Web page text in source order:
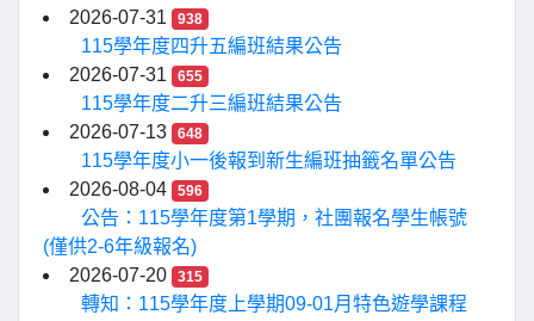
2026-07-31
938
115學年度四升五編班結果公告
2026-07-31
655
115學年度二升三編班結果公告
2026-07-13
648
115學年度小一後報到新生編班抽籤名單公告
2026-08-04
596
公告：115學年度第1學期，社團報名學生帳號
(僅供2-6年級報名)
2026-07-20
315
轉知：115學年度上學期09-01月特色遊學課程